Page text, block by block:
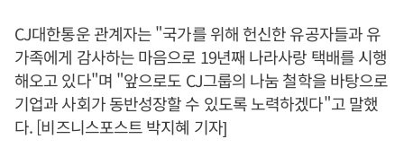
CJ대한통운 관계자는 "국가를 위해 헌신한 유공자들과 유
가족에게 감사하는 마음으로 19년째 나라사랑 택배를 시행
해오고 있다"며 "앞으로도 CJ그룹의 나눔 철학을 바탕으로
기업과 사회가 동반성장할 수 있도록 노력하겠다"고 말했
다. [비즈니스포스트 박지혜 기자]